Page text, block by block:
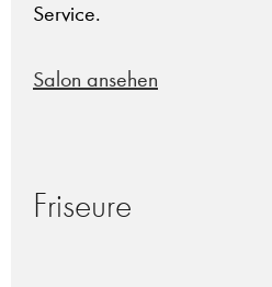
Service.
Salon ansehen
Friseure